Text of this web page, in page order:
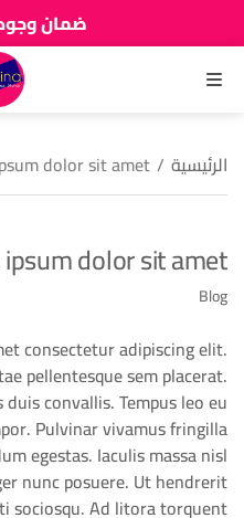
ضمان
زين دارك
القائمة
الرئيسية /
dolor sit amet
dolor sit amet
Blog
consectetur adipiscing elit.
pellentesque sem placerat.
convallis. Tempus leo eu
Pulvinar vivamus fringilla
egestas. Iaculis massa nisl
nunc posuere. Ut hendrerit
sociosqu. Ad litora torquent